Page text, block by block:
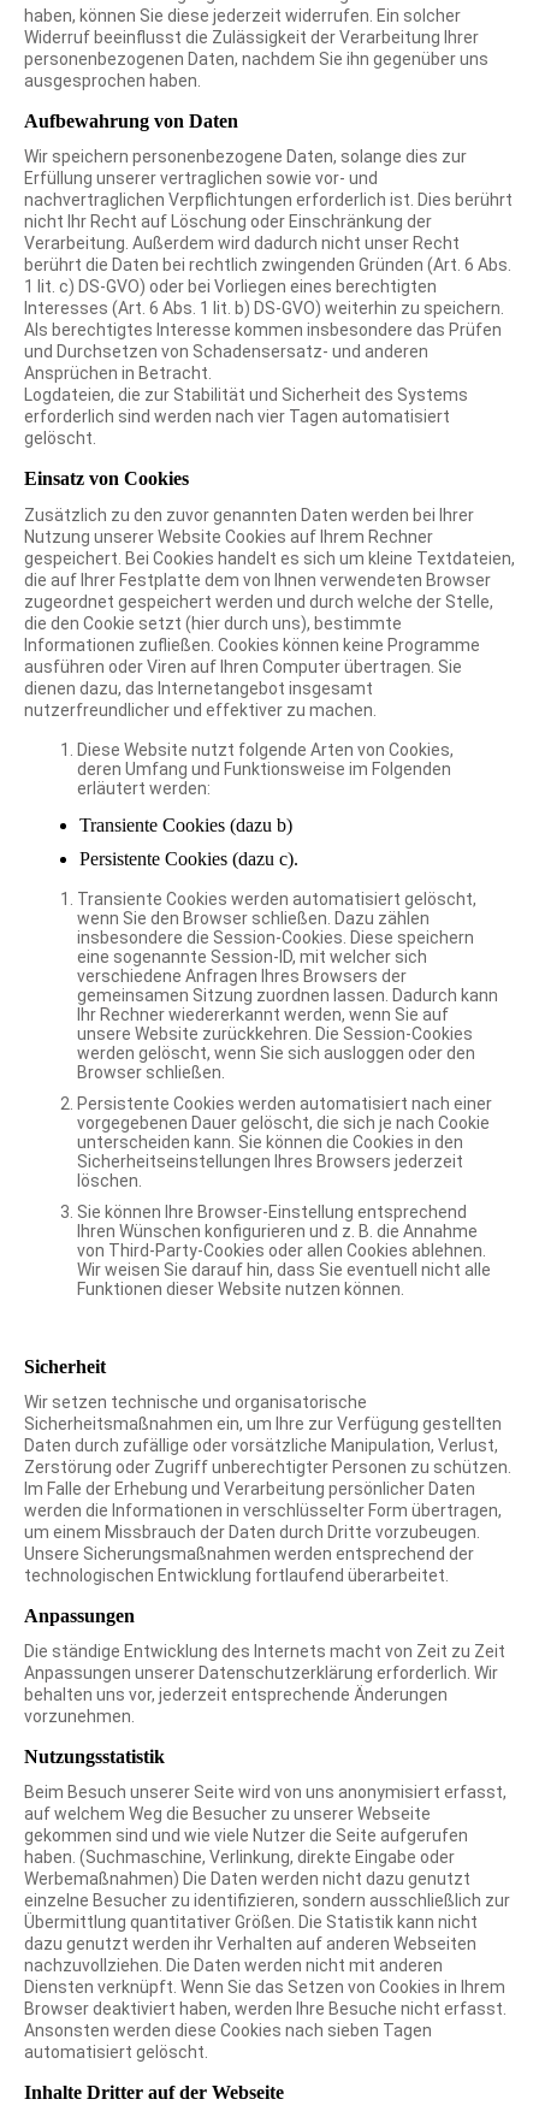
haben, können Sie diese jederzeit widerrufen. Ein solcher
Widerruf beeinflusst die Zulässigkeit der Verarbeitung Ihrer
personenbezogenen Daten, nachdem Sie ihn gegenüber uns
ausgesprochen haben.
Aufbewahrung von Daten
Wir speichern personenbezogene Daten, solange dies zur
Erfüllung unserer vertraglichen sowie vor- und
nachvertraglichen Verpflichtungen erforderlich ist. Dies berührt
nicht Ihr Recht auf Löschung oder Einschränkung der
Verarbeitung. Außerdem wird dadurch nicht unser Recht
berührt die Daten bei rechtlich zwingenden Gründen (Art. 6 Abs.
1 lit. c) DS-GVO) oder bei Vorliegen eines berechtigten
Interesses (Art. 6 Abs. 1 lit. b) DS-GVO) weiterhin zu speichern.
Als berechtigtes Interesse kommen insbesondere das Prüfen
und Durchsetzen von Schadensersatz- und anderen
Ansprüchen in Betracht.
Logdateien, die zur Stabilität und Sicherheit des Systems
erforderlich sind werden nach vier Tagen automatisiert
gelöscht.
Einsatz von Cookies
Zusätzlich zu den zuvor genannten Daten werden bei Ihrer
Nutzung unserer Website Cookies auf Ihrem Rechner
gespeichert. Bei Cookies handelt es sich um kleine Textdateien,
die auf Ihrer Festplatte dem von Ihnen verwendeten Browser
zugeordnet gespeichert werden und durch welche der Stelle,
die den Cookie setzt (hier durch uns), bestimmte
Informationen zufließen. Cookies können keine Programme
ausführen oder Viren auf Ihren Computer übertragen. Sie
dienen dazu, das Internetangebot insgesamt
nutzerfreundlicher und effektiver zu machen.
Diese Website nutzt folgende Arten von Cookies,
deren Umfang und Funktionsweise im Folgenden
erläutert werden:
Transiente Cookies (dazu b)
Persistente Cookies (dazu c).
Transiente Cookies werden automatisiert gelöscht,
wenn Sie den Browser schließen. Dazu zählen
insbesondere die Session-Cookies. Diese speichern
eine sogenannte Session-ID, mit welcher sich
verschiedene Anfragen Ihres Browsers der
gemeinsamen Sitzung zuordnen lassen. Dadurch kann
Ihr Rechner wiedererkannt werden, wenn Sie auf
unsere Website zurückkehren. Die Session-Cookies
werden gelöscht, wenn Sie sich ausloggen oder den
Browser schließen.
Persistente Cookies werden automatisiert nach einer
vorgegebenen Dauer gelöscht, die sich je nach Cookie
unterscheiden kann. Sie können die Cookies in den
Sicherheitseinstellungen Ihres Browsers jederzeit
löschen.
Sie können Ihre Browser-Einstellung entsprechend
Ihren Wünschen konfigurieren und z. B. die Annahme
von Third-Party-Cookies oder allen Cookies ablehnen.
Wir weisen Sie darauf hin, dass Sie eventuell nicht alle
Funktionen dieser Website nutzen können.
Sicherheit
Wir setzen technische und organisatorische
Sicherheitsmaßnahmen ein, um Ihre zur Verfügung gestellten
Daten durch zufällige oder vorsätzliche Manipulation, Verlust,
Zerstörung oder Zugriff unberechtigter Personen zu schützen.
Im Falle der Erhebung und Verarbeitung persönlicher Daten
werden die Informationen in verschlüsselter Form übertragen,
um einem Missbrauch der Daten durch Dritte vorzubeugen.
Unsere Sicherungsmaßnahmen werden entsprechend der
technologischen Entwicklung fortlaufend überarbeitet.
Anpassungen
Die ständige Entwicklung des Internets macht von Zeit zu Zeit
Anpassungen unserer Datenschutzerklärung erforderlich. Wir
behalten uns vor, jederzeit entsprechende Änderungen
vorzunehmen.
Nutzungsstatistik
Beim Besuch unserer Seite wird von uns anonymisiert erfasst,
auf welchem Weg die Besucher zu unserer Webseite
gekommen sind und wie viele Nutzer die Seite aufgerufen
haben. (Suchmaschine, Verlinkung, direkte Eingabe oder
Werbemaßnahmen) Die Daten werden nicht dazu genutzt
einzelne Besucher zu identifizieren, sondern ausschließlich zur
Übermittlung quantitativer Größen. Die Statistik kann nicht
dazu genutzt werden ihr Verhalten auf anderen Webseiten
nachzuvollziehen. Die Daten werden nicht mit anderen
Diensten verknüpft. Wenn Sie das Setzen von Cookies in Ihrem
Browser deaktiviert haben, werden Ihre Besuche nicht erfasst.
Ansonsten werden diese Cookies nach sieben Tagen
automatisiert gelöscht.
Inhalte Dritter auf der Webseite